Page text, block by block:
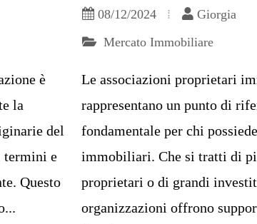
è
la
del
termini e
Questo
08/12/2024
Giorgia
Mercato Immobiliare
Le associazioni proprietari
rappresentano un punto di
fondamentale per chi
immobiliari. Che si tratti di
proprietari o di grandi
organizzazioni offrono